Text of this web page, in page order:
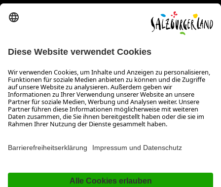
SALZBURGERLAND
Infos zum Urlaub im SalzburgerLand
Veranstaltungen im SalzburgerLand
Aktuelle Urlaubsangebote
Newsroom
Presse